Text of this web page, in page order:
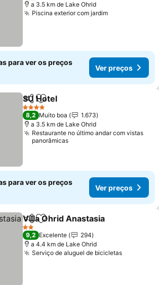
a 3.5 km de Lake Ohrid
Piscina exterior com jardimVer preços
para ver os preços
Ver preços
PartilharAdicionar aos favoritos
SU Hotel
4 Estrelas
8,2 Muito boa
1.673
a 3.5 km de Lake Ohrid
Restaurante no último andar com vistas
panorâmicas
para ver os preços
Ver preços
PartilharAdicionar aos favoritos
Villa Ohrid Anastasia
2 Estrelas
9,2 Excelente
294
a 4.4 km de Lake Ohrid
Serviço de aluguel de bicicletasVer